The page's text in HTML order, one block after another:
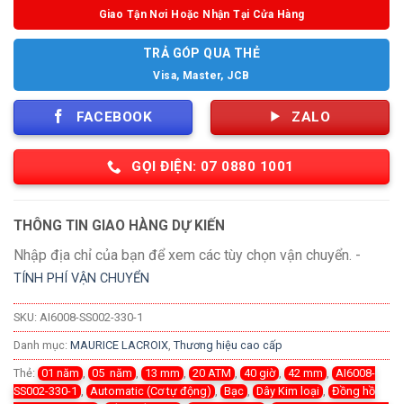
Giao Tận Nơi Hoặc Nhận Tại Cửa Hàng
TRẢ GÓP QUA THẺ
Visa, Master, JCB
FACEBOOK ZALO
GỌI ĐIỆN: 07 0880 1001
THÔNG TIN GIAO HÀNG DỰ KIẾN
Nhập địa chỉ của bạn để xem các tùy chọn vận chuyển. -
TÍNH PHÍ VẬN CHUYỂN
SKU: AI6008-SS002-330-1
Danh mục: MAURICE LACROIX Thương hiệu cao cấp
Thẻ: 01 năm 05 năm 13 mm 20 ATM 40 giờ 42 mm
AI6008-
SS002-330-1
Automatic (Cơ tự động) Bạc Dây Kim loại
Đồng hồ